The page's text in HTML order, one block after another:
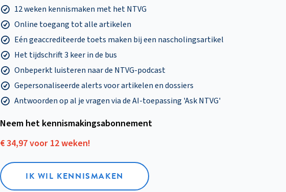
12 weken kennismaken met het NTVG
Online toegang tot alle artikelen
Eén geaccrediteerde toets maken bij een nascholingsartikel
Het tijdschrift 3 keer in de bus
Onbeperkt luisteren naar de NTVG-podcast
Gepersonaliseerde alerts voor artikelen en dossiers
Antwoorden op al je vragen via de AI-toepassing 'Ask NTVG'
Neem het kennismakings­abonnement
€ 34,97 voor 12 weken!
IK WIL KENNISMAKEN